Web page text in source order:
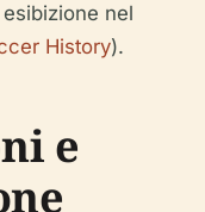
nel
History).
e